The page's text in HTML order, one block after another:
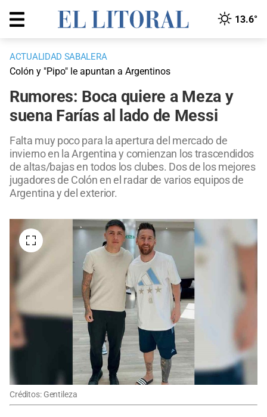
13.6°
ACTUALIDAD SABALERA
Colón y "Pipo" le apuntan a Argentinos
Rumores: Boca quiere a Meza y
suena Farías al lado de Messi
Falta muy poco para la apertura del mercado de
invierno en la Argentina y comienzan los trascendidos
de altas/bajas en todos los clubes. Dos de los mejores
jugadores de Colón en el radar de varios equipos de
Argentina y del exterior.
Créditos: Gentileza